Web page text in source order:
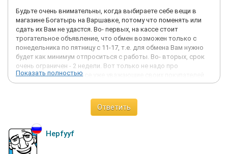
Будьте очень внимательны, когда выбираете себе вещи в
магазине Богатырь на Варшавке, потому что поменять или
сдать их Вам не удастся. Во- первых, на кассе стоит
трогательное объявление, что обмен возможен только с
понедельника по пятницу с 11-17, т.е. для обмена Вам нужно
будет как минимум отпроситься с работы. Во- вторых, срок
очень ограничен - 2 недели. Вот только не надо про
законодательство - все уже уважающие своих покупателей
магазины давно увеличили срок обмена-возврата до месяца,
она померила - не подошел размер. 9 марта приехала в
магазин., хотела сдать, но не тут-то было. Сначала мне долго
магазине в другое время много покупателей. При этом в зале
было 3 человека, все трое - продавщицы. Потом все - таки
милостиво достали бланк заявления, которое я
Показать полностью
Ответить
Hepfyyf